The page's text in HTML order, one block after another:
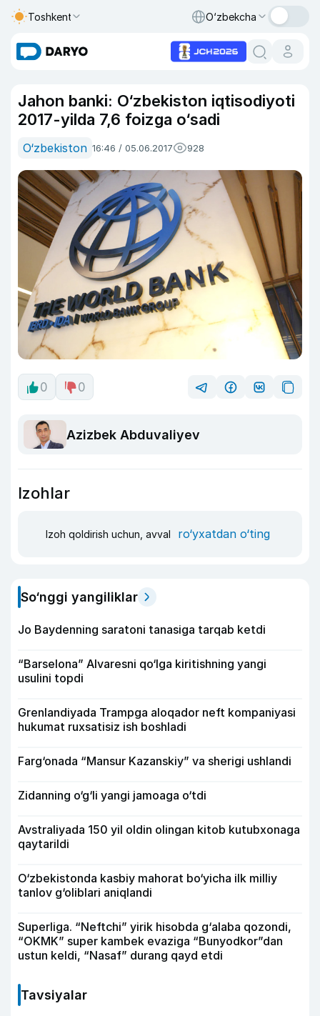
Toshkent O‘zbekcha
Jahon banki: O‘zbekiston iqtisodiyoti
2017-yilda 7,6 foizga o‘sadi
O‘zbekiston 16:46 / 05.06.2017 928
0 0
Azizbek Abduvaliyev
Izohlar
Izoh qoldirish uchun, avval ro‘yxatdan o‘ting
So‘nggi yangiliklar
Jo Baydenning saratoni tanasiga tarqab ketdi
“Barselona” Alvaresni qo‘lga kiritishning yangi
usulini topdi
Grenlandiyada Trampga aloqador neft kompaniyasi
hukumat ruxsatisiz ish boshladi
Farg‘onada “Mansur Kazanskiy” va sherigi ushlandi
Zidanning o‘g‘li yangi jamoaga o‘tdi
Avstraliyada 150 yil oldin olingan kitob kutubxonaga
qaytarildi
O‘zbekistonda kasbiy mahorat bo‘yicha ilk milliy
tanlov g‘oliblari aniqlandi
Superliga. “Neftchi” yirik hisobda g‘alaba qozondi,
“OKMK” super kambek evaziga “Bunyodkor”dan
ustun keldi, “Nasaf” durang qayd etdi
Tavsiyalar